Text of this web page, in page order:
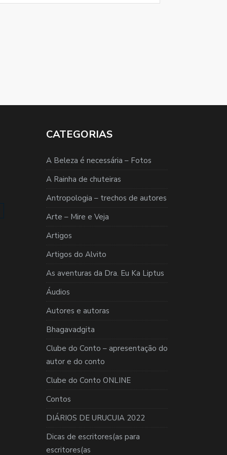
CATEGORIAS
A Beleza é necessária – Fotos
A Rainha de chuteiras
Antropologia – trechos de autores
Arte – Mire e Veja
Artigos
Artigos do Alvito
As aventuras da Dra. Eu Ka Liptus
Áudios
Autores e autoras
Bhagavadgita
Clube do Conto – apresentação do
autor e do conto
Clube do Conto ONLINE
Contos
DIÁRIOS DE URUCUIA 2022
Dicas de escritores(as para
escritores(as